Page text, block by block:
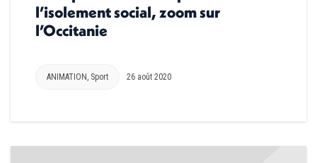
l’isolement social, zoom sur
l’Occitanie
ANIMATION , Sport 26 août 2020